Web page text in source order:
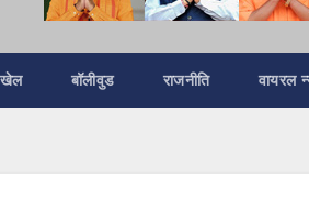
खेल बॉलीवुड राजनीति वायरल